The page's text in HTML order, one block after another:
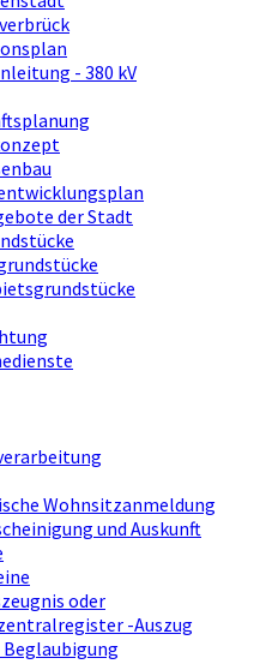
- 380 kV
der Stadt
Wohnsitzanmeldung
und Auskunft
oder
-Auszug